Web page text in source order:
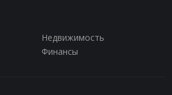
Недвижимость
Финансы